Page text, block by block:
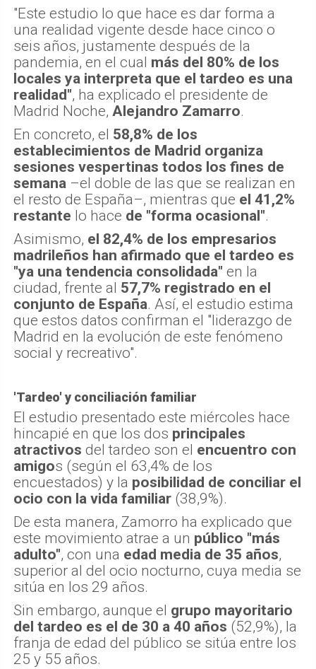
"Este estudio lo que hace es dar forma a
una realidad vigente desde hace cinco o
seis años, justamente después de la
pandemia, en el cual más del 80% de los
locales ya interpreta que el tardeo es una
realidad", ha explicado el presidente de
Madrid Noche, Alejandro Zamarro.
En concreto, el 58,8% de los
establecimientos de Madrid organiza
sesiones vespertinas todos los fines de
semana –el doble de las que se realizan en
el resto de España–, mientras que el 41,2%
restante lo hace de "forma ocasional".
Asimismo, el 82,4% de los empresarios
madrileños han afirmado que el tardeo es
"ya una tendencia consolidada" en la
ciudad, frente al 57,7% registrado en el
conjunto de España. Así, el estudio estima
que estos datos confirman el "liderazgo de
Madrid en la evolución de este fenómeno
social y recreativo".
'Tardeo' y conciliación familiar
El estudio presentado este miércoles hace
hincapié en que los dos principales
atractivos del tardeo son el encuentro con
amigos (según el 63,4% de los
encuestados) y la posibilidad de conciliar el
ocio con la vida familiar (38,9%).
De esta manera, Zamorro ha explicado que
este movimiento atrae a un público "más
adulto", con una edad media de 35 años,
superior al del ocio nocturno, cuya media se
sitúa en los 29 años.
Sin embargo, aunque el grupo mayoritario
del tardeo es el de 30 a 40 años (52,9%), la
franja de edad del público se sitúa entre los
25 y 55 años.